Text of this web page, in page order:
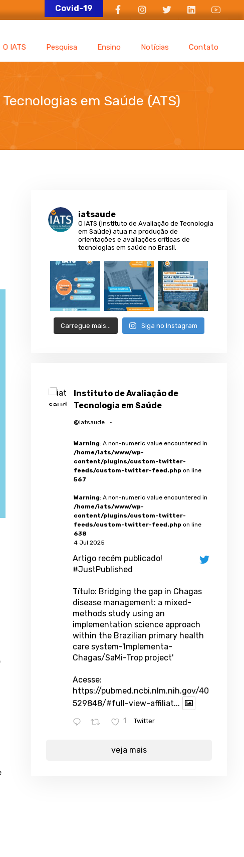
Covid-19
O IATS Pesquisa Ensino Notícias Contato
em Saúde (ATS)
em Saúde (ATS)
iatsaude
O IATS (Instituto de Avaliação de Tecnologia
em Saúde) atua na produção de
orientações e avaliações críticas de
tecnologias em saúde no Brasil.
Carregue mais… Siga no Instagram
Instituto de Avaliação de
Tecnologia em Saúde
@iatsaude ·
Warning: A non-numeric value encountered in
/home/iats/www/wp-
content/plugins/custom-twitter-
feeds/custom-twitter-feed.php on line
567
Warning: A non-numeric value encountered in
/home/iats/www/wp-
content/plugins/custom-twitter-
feeds/custom-twitter-feed.php on line
638
4 Jul 2025
Artigo recém publicado!
#JustPublished
Título: Bridging the gap in Chagas
disease management: a mixed-
methods study using an
implementation science approach
within the Brazilian primary health
care system-'Implementa-
Chagas/SaMi-Trop project'
Acesse:
https://pubmed.ncbi.nlm.nih.gov/40
529848/#full-view-affiliat...
1 Twitter
veja mais